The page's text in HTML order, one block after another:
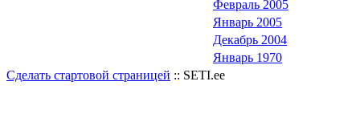
Февраль 2005
Январь 2005
Декабрь 2004
Январь 1970
Сделать стартовой страницей :: SETI.ee